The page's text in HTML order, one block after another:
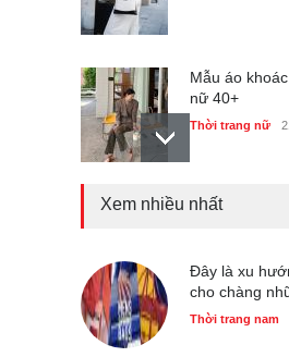
Mẫu áo
nữ 40+
Thời trang nữ
Chiếc áo dài
Xem nhiều nhất
Đây là xu
cho chàng
Thời trang nam